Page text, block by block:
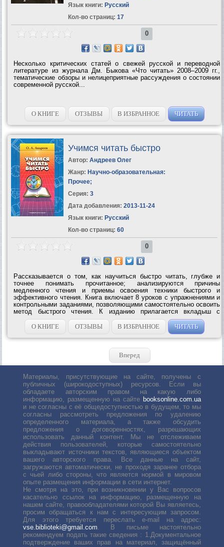
Язык книги: Русский
Кол-во страниц: 17
0
Несколько критических статей о свежей русской и переводной
литературе из журнала Дм. Быкова «Что читать» 2008–2009 гг.,
тематические обзоры и нелицеприятные рассуждения о состоянии
современной русской...
О КНИГЕ ОТЗЫВЫ В ИЗБРАННОЕ ЧИТАТЬ
Учимся читать быстро
Автор: Андреев Олег
Жанр: Научно-образовательная:
Прочее;
Серия: 3
Дата добавления: 2013-11-24
Язык книги: Русский
Кол-во страниц: 60
0
Рассказывается о том, как научиться быстро читать, глубже и
точнее понимать прочитанное; анализируются причины
медленного чтения и приемы освоения техники быстрого и
эффективного чтения. Книга включает 8 уроков с упражнениями и
контрольными заданиями, позволяющими самостоятельно освоить
метод быстрого чтения. К изданию прилагается вкладыш с
тренировочными таблицами.УЧИМСЯ ЧИТАТЬ БЫСТРО – Первая
ступень обучения в Школе Олега...
О КНИГЕ ОТЗЫВЫ В ИЗБРАННОЕ ЧИТАТЬ
Вперед
Материалы, присутствующие на сайте, получены с
публичных (широкодоступных) ресурсов. Если вы
обладаете авторским правом на какую либо
информацию, размещенную на сайте booksonline.com.ua
и не согласны с её общедоступностью в будущем, то мы
согласны рассмотреть предложения по удалению
определенного материала, а также обсудить
предложения о договоренностях, разрешающих
использовать данный контент. Мы не отслеживаем
действия пользователей, которые самостоятельно
выкладывают источники текстов, являющиеся объектом
вашего авторского права. Все данные на сайт,
загружаются автоматически, не проходя заранее отбора
с чьей либо стороны, что является нормой в мировом
опыте размещения информации в сети интернет.
Не смотря на это, при возникновении у Вас вопросов
касательно ссылок на информацию, размещенную на
нашем сайте, правообладателями которой Вы являетесь,
просим обращаться к нам с интересующим запросом.
Для этого требуется переслать е-mail на адрес:
vse.biblioteki@gmail.com . В письме настоятельно
рекомендуем подать такие сведения : 1.Документальное
подтверждение ваших прав на материал, защищённый